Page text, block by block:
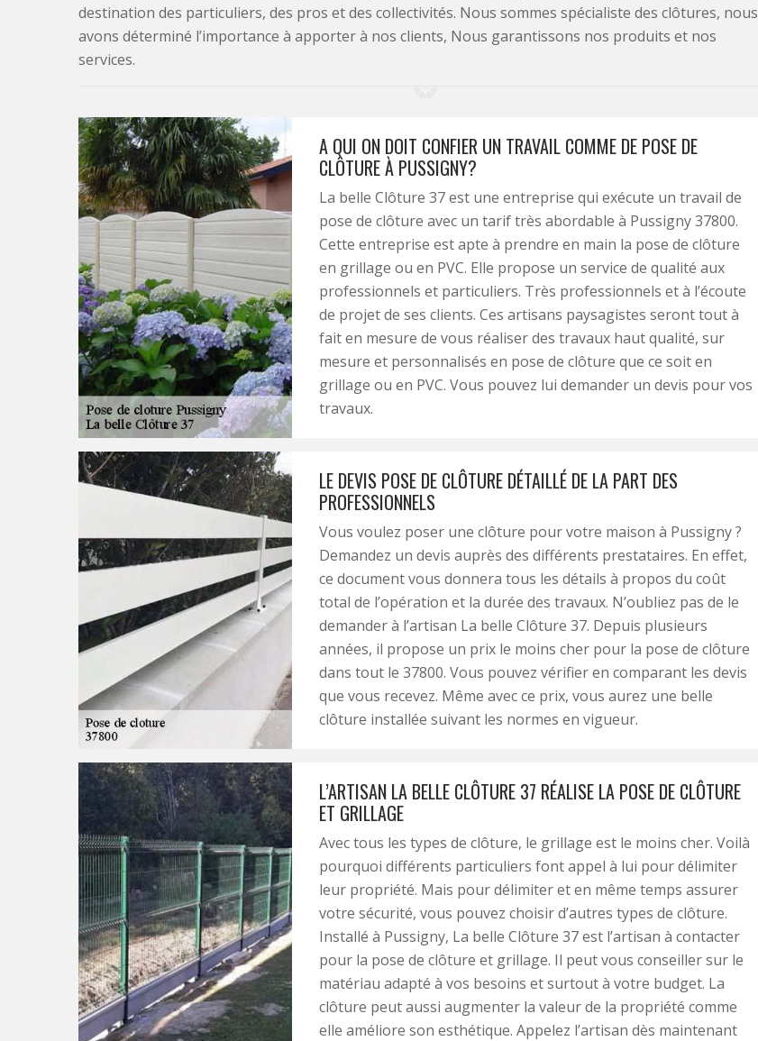
destination des particuliers, des pros et des collectivités. Nous sommes spécialiste des clôtures, nous
avons déterminé l’importance à apporter à nos clients, Nous garantissons nos produits et nos
services.
A QUI ON DOIT CONFIER UN TRAVAIL COMME DE POSE DE
CLÔTURE À PUSSIGNY?
La belle Clôture 37 est une entreprise qui exécute un travail de
pose de clôture avec un tarif très abordable à Pussigny 37800.
Cette entreprise est apte à prendre en main la pose de clôture
en grillage ou en PVC. Elle propose un service de qualité aux
professionnels et particuliers. Très professionnels et à l’écoute
de projet de ses clients. Ces artisans paysagistes seront tout à
fait en mesure de vous réaliser des travaux haut qualité, sur
mesure et personnalisés en pose de clôture que ce soit en
grillage ou en PVC. Vous pouvez lui demander un devis pour vos
travaux.
LE DEVIS POSE DE CLÔTURE DÉTAILLÉ DE LA PART DES
PROFESSIONNELS
Vous voulez poser une clôture pour votre maison à Pussigny ?
Demandez un devis auprès des différents prestataires. En effet,
ce document vous donnera tous les détails à propos du coût
total de l’opération et la durée des travaux. N’oubliez pas de le
demander à l’artisan La belle Clôture 37. Depuis plusieurs
années, il propose un prix le moins cher pour la pose de clôture
dans tout le 37800. Vous pouvez vérifier en comparant les devis
que vous recevez. Même avec ce prix, vous aurez une belle
clôture installée suivant les normes en vigueur.
L’ARTISAN LA BELLE CLÔTURE 37 RÉALISE LA POSE DE CLÔTURE
ET GRILLAGE
Avec tous les types de clôture, le grillage est le moins cher. Voilà
pourquoi différents particuliers font appel à lui pour délimiter
leur propriété. Mais pour délimiter et en même temps assurer
votre sécurité, vous pouvez choisir d’autres types de clôture.
Installé à Pussigny, La belle Clôture 37 est l’artisan à contacter
pour la pose de clôture et grillage. Il peut vous conseiller sur le
matériau adapté à vos besoins et surtout à votre budget. La
clôture peut aussi augmenter la valeur de la propriété comme
elle améliore son esthétique. Appelez l’artisan dès maintenant